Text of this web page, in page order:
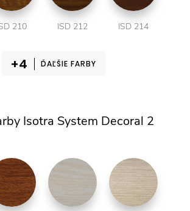
210 ISD 212 ISD 214
ĎAĽŠIE FARBY
Isotra System Decoral 2